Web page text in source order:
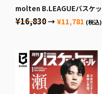
molten B.LEAGUEバスケットボール公式試合球
¥16,830→¥11,781 (税込)